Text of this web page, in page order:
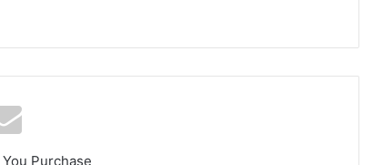
Purchase